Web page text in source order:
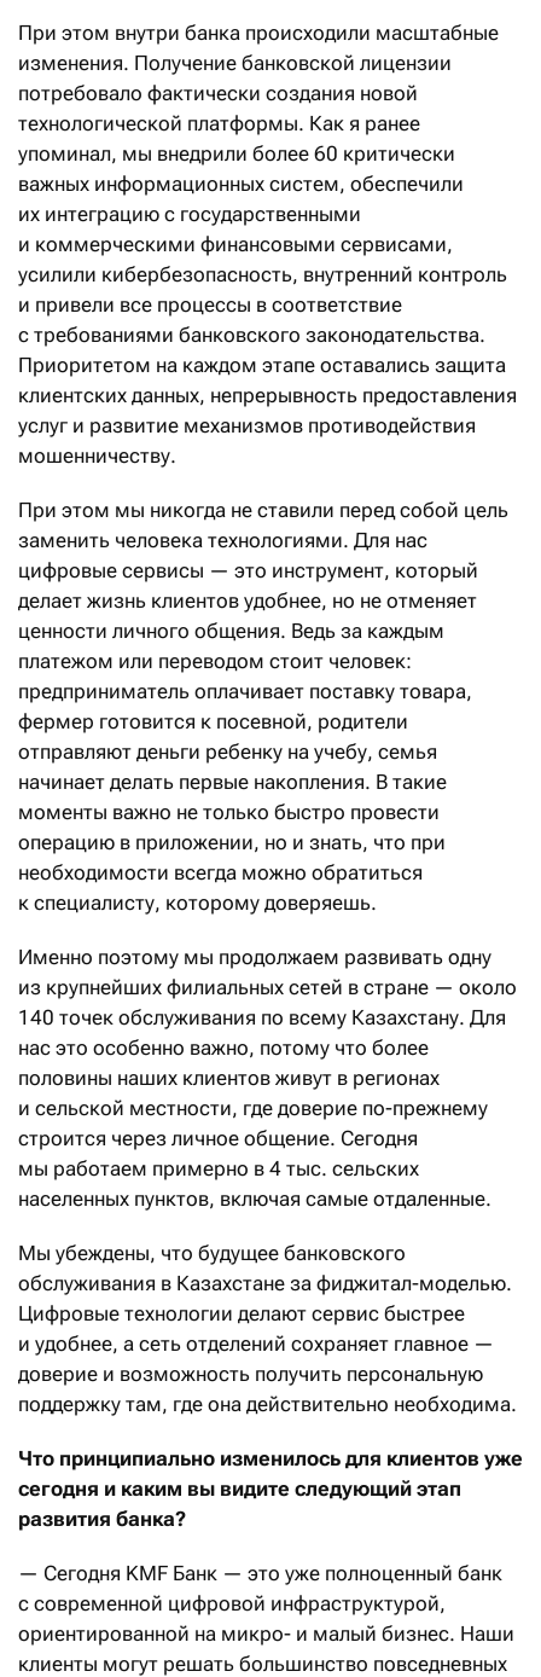
При этом внутри банка происходили масштабные
изменения. Получение банковской лицензии
потребовало фактически создания новой
технологической платформы. Как я ранее
упоминал, мы внедрили более 60 критически
важных информационных систем, обеспечили
их интеграцию с государственными
и коммерческими финансовыми сервисами,
усилили кибербезопасность, внутренний контроль
и привели все процессы в соответствие
с требованиями банковского законодательства.
Приоритетом на каждом этапе оставались защита
клиентских данных, непрерывность предоставления
услуг и развитие механизмов противодействия
мошенничеству.
При этом мы никогда не ставили перед собой цель
заменить человека технологиями. Для нас
цифровые сервисы — это инструмент, который
делает жизнь клиентов удобнее, но не отменяет
ценности личного общения. Ведь за каждым
платежом или переводом стоит человек:
предприниматель оплачивает поставку товара,
фермер готовится к посевной, родители
отправляют деньги ребенку на учебу, семья
начинает делать первые накопления. В такие
моменты важно не только быстро провести
операцию в приложении, но и знать, что при
необходимости всегда можно обратиться
к специалисту, которому доверяешь.
Именно поэтому мы продолжаем развивать одну
из крупнейших филиальных сетей в стране — около
140 точек обслуживания по всему Казахстану. Для
нас это особенно важно, потому что более
половины наших клиентов живут в регионах
и сельской местности, где доверие по-прежнему
строится через личное общение. Сегодня
мы работаем примерно в 4 тыс. сельских
населенных пунктов, включая самые отдаленные.
Мы убеждены, что будущее банковского
обслуживания в Казахстане за фиджитал-моделью.
Цифровые технологии делают сервис быстрее
и удобнее, а сеть отделений сохраняет главное —
доверие и возможность получить персональную
поддержку там, где она действительно необходима.
Что принципиально изменилось для клиентов уже
сегодня и каким вы видите следующий этап
развития банка?
— Сегодня KMF Банк — это уже полноценный банк
с современной цифровой инфраструктурой,
ориентированной на микро- и малый бизнес. Наши
клиенты могут решать большинство повседневных